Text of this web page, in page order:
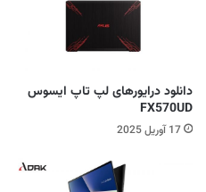
دانلود درایورهای لپ تاپ ایسوس
FX570UD
17 آوریل 2025